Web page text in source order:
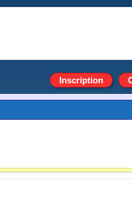
Inscription